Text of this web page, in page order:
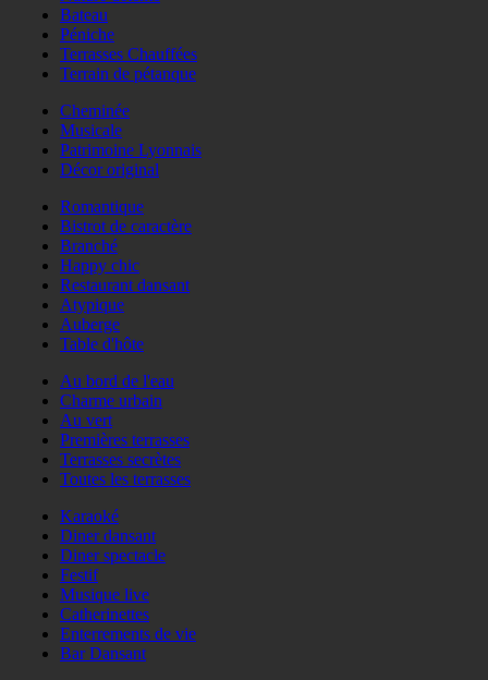
Bateau
Péniche
Terrasses Chauffées
Terrain de pétanque
Cheminée
Musicale
Patrimoine Lyonnais
Décor original
Romantique
Bistrot de caractère
Branché
Happy chic
Restaurant dansant
Atypique
Auberge
Table d'hôte
Au bord de l'eau
Charme urbain
Au vert
Premières terrasses
Terrasses secrètes
Toutes les terrasses
Karaoké
Diner dansant
Diner spectacle
Festif
Musique live
Catherinettes
Enterrements de vie
Bar Dansant